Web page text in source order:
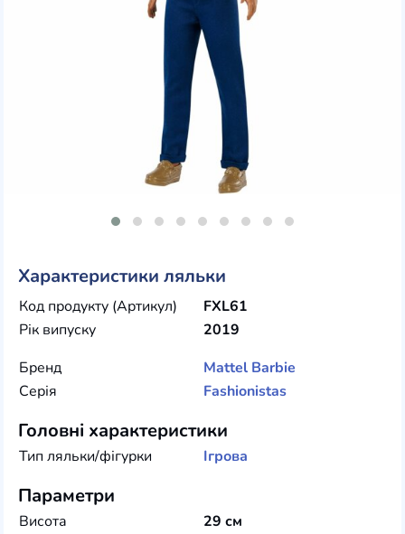
Характеристики ляльки
Код продукту (Артикул)
FXL61
Рік випуску
2019
Бренд
Mattel Barbie
Серія
Fashionistas
Головні характеристики
Тип ляльки/фігурки Ігрова
Параметри
Висота
29 см